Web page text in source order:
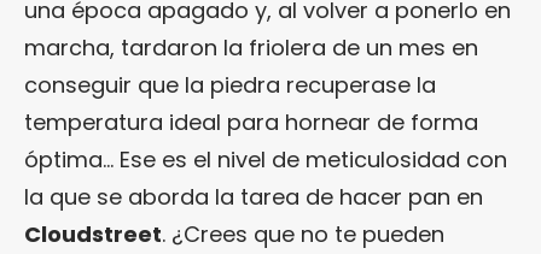
una época apagado y, al volver a ponerlo en
marcha, tardaron la friolera de un mes en
conseguir que la piedra recuperase la
temperatura ideal para hornear de forma
óptima… Ese es el nivel de meticulosidad con
la que se aborda la tarea de hacer pan en
Cloudstreet. ¿Crees que no te pueden